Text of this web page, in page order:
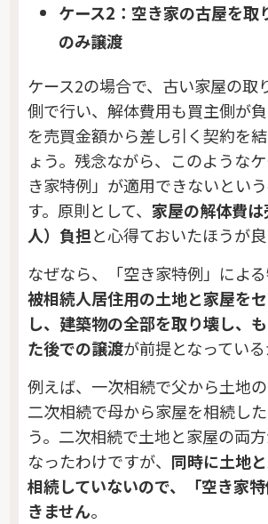
ケース2：空き家の古屋を取
のみ譲渡
ケース2の場合で、古い家屋の取
側で行い、解体費用も買主側が
を売買金額から差し引く契約を
ょう。残念ながら、このような
き家特例」が適用できないとい
す。原則として、 家屋の解体費
人）負担と心得ておいたほうが良
なぜなら、「空き家特例」による
被相続人居住用の土地と家屋を
し、建築物の全部を取り壊し、
た後での譲渡が前提となっている
例えば、一次相続で父から土地の
二次相続で母から家屋を相続し
う。二次相続で土地と家屋の両
なったわけですが、 同時に土地
相続していないので、「空き家
きません。